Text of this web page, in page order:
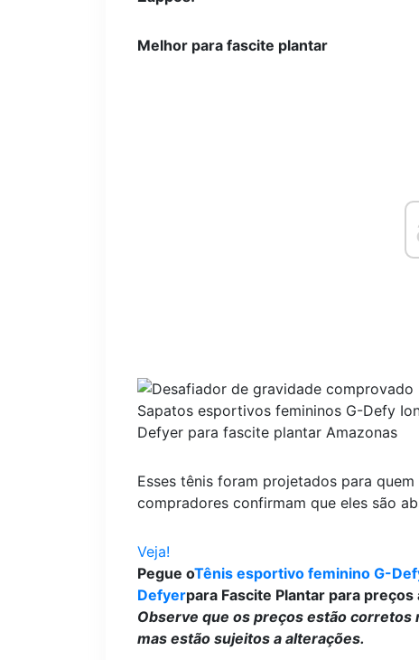
Melhor para fascite plantar
Sapatos esportivos femininos G-Defy
Defyer para fascite plantar Amazonas
Esses tênis foram projetados para
compradores confirmam que eles são
Veja!
Pegue oTênis esportivo feminino G-
Defyerpara Fascite Plantar para preços
Observe que os preços estão corretos
mas estão sujeitos a alterações.